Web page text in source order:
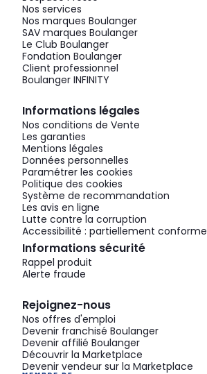
Nos services
Nos marques Boulanger
SAV marques Boulanger
Le Club Boulanger
Fondation Boulanger
Client professionnel
Boulanger INFINITY
Informations légales
Nos conditions de Vente
Les garanties
Mentions légales
Données personnelles
Paramétrer les cookies
Politique des cookies
Système de recommandation
Les avis en ligne
Lutte contre la corruption
Accessibilité : partiellement conforme
Informations sécurité
Rappel produit
Alerte fraude
Rejoignez-nous
Nos offres d'emploi
Devenir franchisé Boulanger
Devenir affilié Boulanger
Découvrir la Marketplace
Devenir vendeur sur la Marketplace